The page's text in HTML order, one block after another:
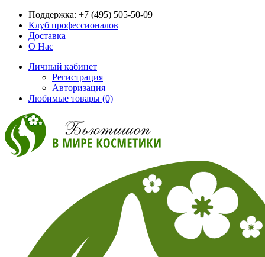
Поддержка: +7 (495) 505-50-09
Клуб профессионалов
Доставка
О Нас
Личный кабинет
Регистрация
Авторизация
Любимые товары (0)